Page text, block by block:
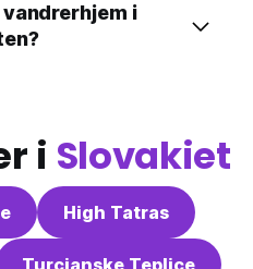
i
i Slovakiet
High Tatras